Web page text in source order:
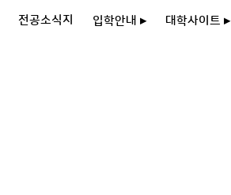
전공소식지 입학안내 ▸ 대학사이트 ▸